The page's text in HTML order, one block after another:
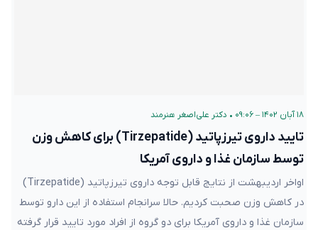
۱۸ آبان ۱۴۰۲ – ۰۹:۰۶ • دکتر علی‌اصغر هنرمند
تایید داروی تیرزپاتید (Tirzepatide) برای کاهش وزن
توسط سازمان غذا و داروی آمریکا
اواخر اردیبهشت از نتایج قابل توجه داروی تیرزپاتید (Tirzepatide)
در کاهش وزن صحبت کردیم. حالا سرانجام استفاده از این دارو توسط
سازمان غذا و داروی آمریکا برای دو گروه از افراد مورد تایید قرار گرفته